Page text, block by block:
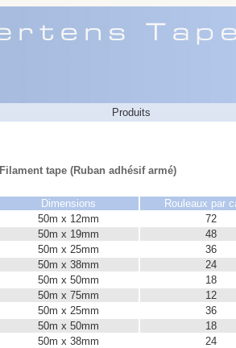
Produits
Filament tape (Ruban adhésif armé)
Dimensions
Rouleaux par
50m x 12mm
72
50m x 19mm
48
50m x 25mm
36
50m x 38mm
24
50m x 50mm
18
50m x 75mm
12
50m x 25mm
36
50m x 50mm
18
50m x 38mm
24